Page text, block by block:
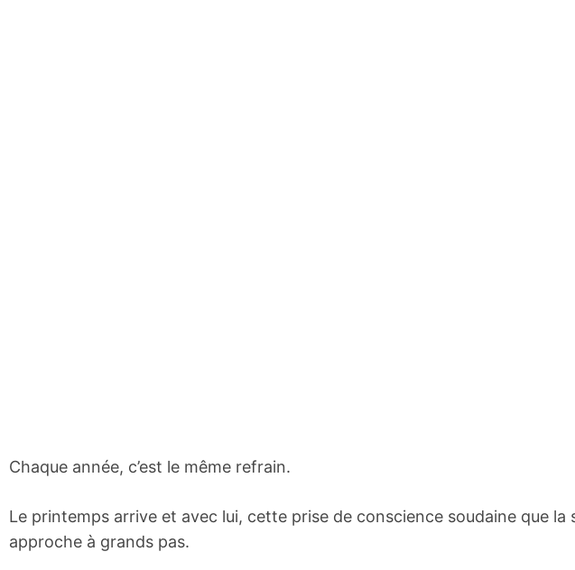
Chaque année, c’est le même refrain.
Le printemps arrive et avec lui, cette prise de conscience soudaine que la
approche à grands pas.